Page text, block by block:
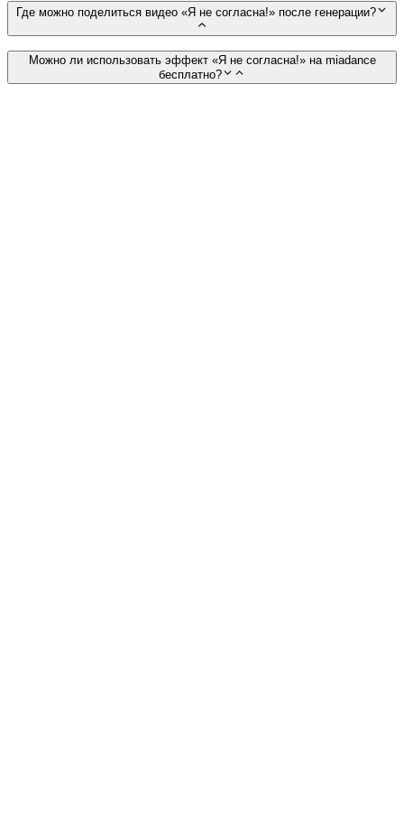
Где можно поделиться видео «Я не согласна!» после генерации?
Можно ли использовать эффект «Я не согласна!» на miadance
бесплатно?